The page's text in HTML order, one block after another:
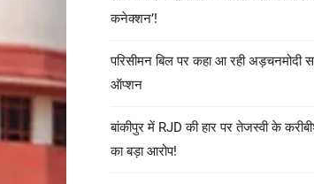
कनेक्शन’!
परिसीमन बिल पर कहा आ रही अड़चनमोदी
ऑप्शन
बांकीपुर में RJD की हार पर तेजस्वी के
का बड़ा आरोप!